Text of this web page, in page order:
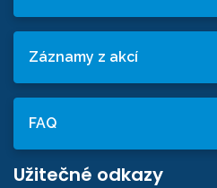
Záznamy z akcí
FAQ
Užitečné odkazy